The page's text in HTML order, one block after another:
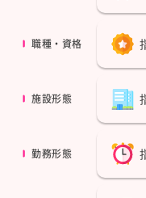
職種・資格
施設形態
勤務形態